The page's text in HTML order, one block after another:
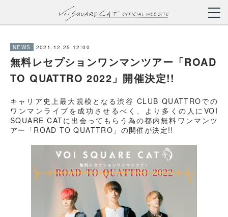
NEWS 2021.12.25 12:00
無料レセプションワンマンツアー「ROAD
TO QUATTRO 2022」開催決定!!
キャリア史上最大規模となる渋谷 CLUB QUATTROでの
ワンマンライブを成功させるべく、より多くの人にVOI
SQUARE CATに出会ってもらう為の都内無料ワンマンツ
アー「ROAD TO QUATTRO」の開催が決定!!